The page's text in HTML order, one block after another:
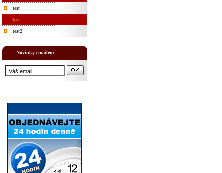
test
test
test2
Novinky emailem